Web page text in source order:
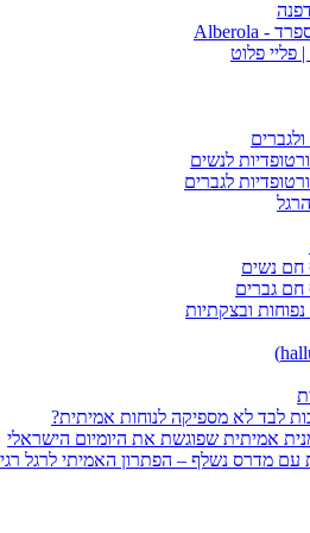
לנשים
לגברים
חם נשים
חם גברים
נפוחות ובצקתיות
לבד לא מספיקה לנוחות אמיתית?
עם מדרס נשלף – הפתרון האמיתי לרגל